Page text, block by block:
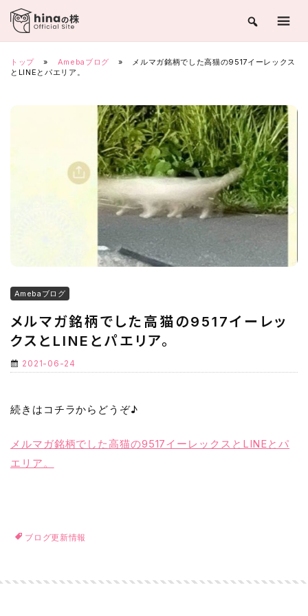
Skip
content
トップ » Amebaブログ »
メルマガ銘柄でした高猫の9517イーレックス
とLINEとパエリア。
Amebaブログ
メルマガ銘柄でした高猫の9517イーレッ
クスとLINEとパエリア。
2021-06-24
続きはコチラからどうぞ♪
メルマガ銘柄でした高猫の9517イーレックスとLINEとパ
エリア。
ブログ更新情報